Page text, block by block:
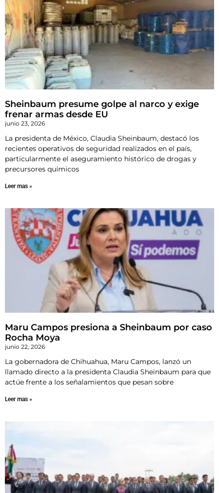
Sheinbaum presume golpe al narco y exige
frenar armas desde EU
junio 23, 2026
La presidenta de México, Claudia Sheinbaum, destacó los
recientes operativos de seguridad realizados en el país,
particularmente el aseguramiento histórico de drogas y
precursores químicos
Leer mas »
Maru Campos presiona a Sheinbaum por caso
Rocha Moya
junio 22, 2026
La gobernadora de Chihuahua, Maru Campos, lanzó un
llamado directo a la presidenta Claudia Sheinbaum para que
actúe frente a los señalamientos que pesan sobre
Leer mas »